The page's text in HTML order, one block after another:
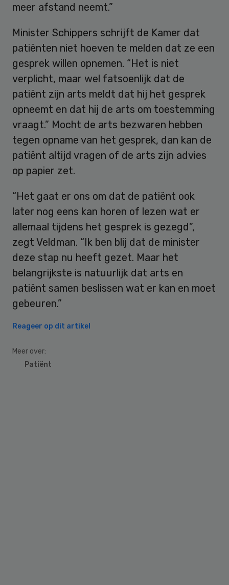
meer afstand neemt.”
Minister Schippers schrijft de Kamer dat
patiënten niet hoeven te melden dat ze een
gesprek willen opnemen. “Het is niet
verplicht, maar wel fatsoenlijk dat de
patiënt zijn arts meldt dat hij het gesprek
opneemt en dat hij de arts om toestemming
vraagt.” Mocht de arts bezwaren hebben
tegen opname van het gesprek, dan kan de
patiënt altijd vragen of de arts zijn advies
op papier zet.
“Het gaat er ons om dat de patiënt ook
later nog eens kan horen of lezen wat er
allemaal tijdens het gesprek is gezegd”,
zegt Veldman. “Ik ben blij dat de minister
deze stap nu heeft gezet. Maar het
belangrijkste is natuurlijk dat arts en
patiënt samen beslissen wat er kan en moet
gebeuren.”
Reageer op dit artikel
Meer over:
Patiënt